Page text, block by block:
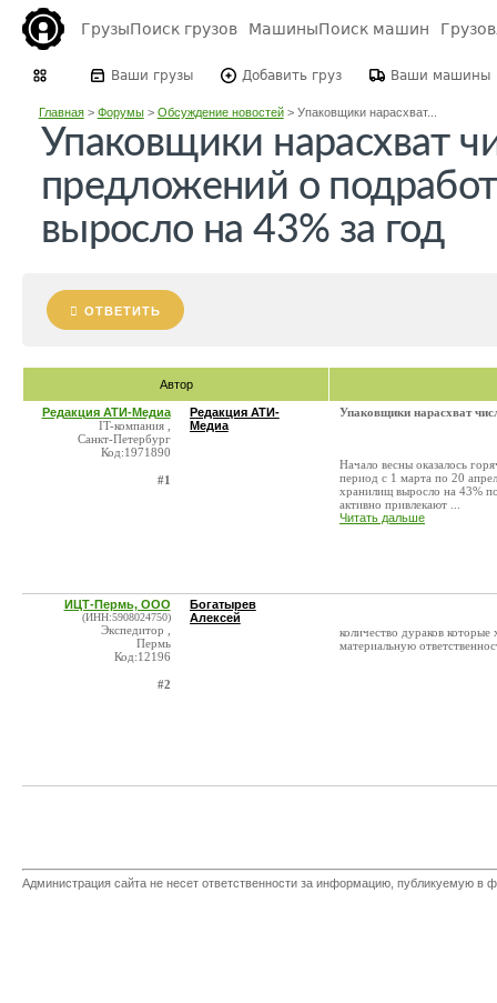
ГрузыПоиск грузов МашиныПоиск машин
Ваши грузы Добавить груз Ваши машины
Главная> Форумы> Обсуждение новостей> Упаковщики нарасхват...
Упаковщики нарасхват
предложений о
выросло на 43% за год
ОТВЕТИТЬ
Автор
Редакция АТИ-Медиа
IT-компания ,
Санкт-Петербург
Код:1971890
#1
Редакция АТИ-
Медиа
Упаковщики нарасхват
Начало весны оказалось
период с 1 марта по 20
хранилищ выросло на 43%
активно привлекают ...
Читать дальше
ИЦТ-Пермь, ООО
(ИНН:5908024750)
Экспедитор ,
Пермь
Код:12196
#2
Богатырев
Алексей
количество дураков
материальную
Администрация сайта не несет ответственности за информацию, публикуемую